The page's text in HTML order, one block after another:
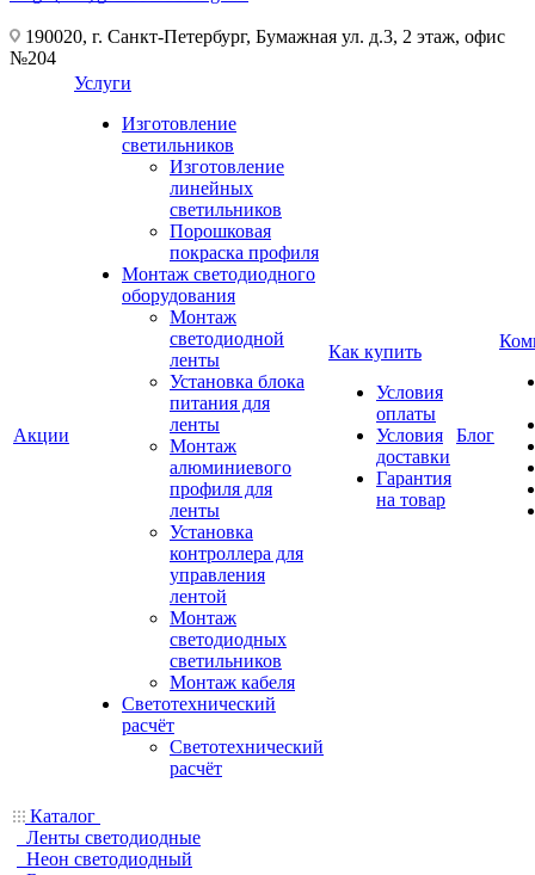
190020, г. Санкт-Петербург, Бумажная ул. д.3, 2 этаж, офис
№204
Акции
Услуги
Изготовление
светильников
Изготовление
линейных
светильников
Порошковая
покраска профиля
Монтаж светодиодного
оборудования
Монтаж
светодиодной
ленты
Установка блока
питания для
ленты
Монтаж
алюминиевого
профиля для
ленты
Установка
контроллера для
управления
лентой
Монтаж
светодиодных
светильников
Монтаж кабеля
Светотехнический
расчёт
Светотехнический
расчёт
Как купить
Условия
оплаты
Условия
доставки
Гарантия
на товар
Блог
Каталог
Ленты светодиодные
Неон светодиодный